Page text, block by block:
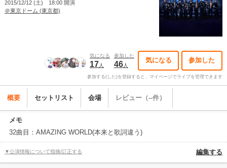
2015/12/12 (土) 18:00 開演
＠東京ドーム (東京都)
気になる
17人
参加した
46人
気になる 参加した
参加する(した)を登録すると、マイページでライブを管理できます
概要 セットリスト 会場 レビュー（--件）
メモ
32曲目：AMAZING WORLD(本来と歌詞違う)
▼公演情報について指摘/訂正する 編集する